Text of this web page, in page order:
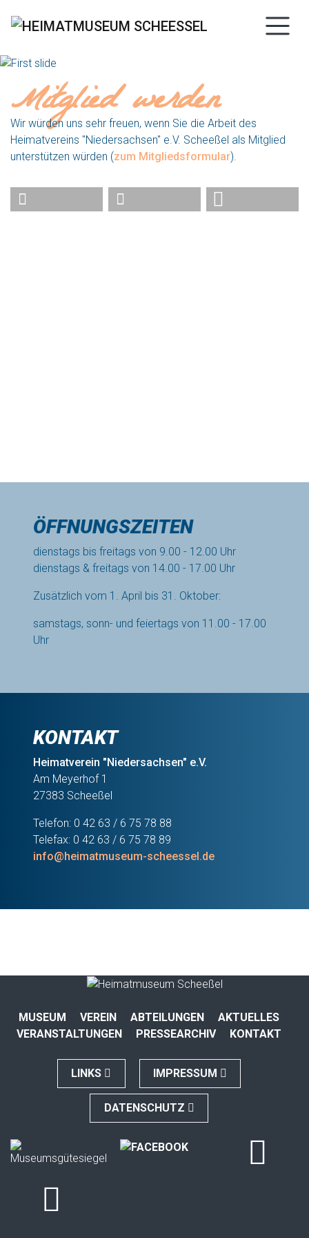
Mitglied werden
Wir würden uns sehr freuen, wenn Sie die Arbeit des
Heimatvereins "Niedersachsen" e.V. Scheeßel als Mitglied
unterstützen würden (zum Mitgliedsformular).
ÖFFNUNGSZEITEN
dienstags bis freitags von 9.00 - 12.00 Uhr
dienstags & freitags von 14.00 - 17.00 Uhr
Zusätzlich vom 1. April bis 31. Oktober:
samstags, sonn- und feiertags von 11.00 - 17.00
Uhr
KONTAKT
Heimatverein "Niedersachsen" e.V.
Am Meyerhof 1
27383 Scheeßel
Telefon: 0 42 63 / 6 75 78 88
Telefax: 0 42 63 / 6 75 78 89
info@heimatmuseum-scheessel.de
MUSEUM VEREIN ABTEILUNGEN
AKTUELLES
VERANSTALTUNGEN
PRESSEARCHIV KONTAKT
LINKS IMPRESSUM
DATENSCHUTZ